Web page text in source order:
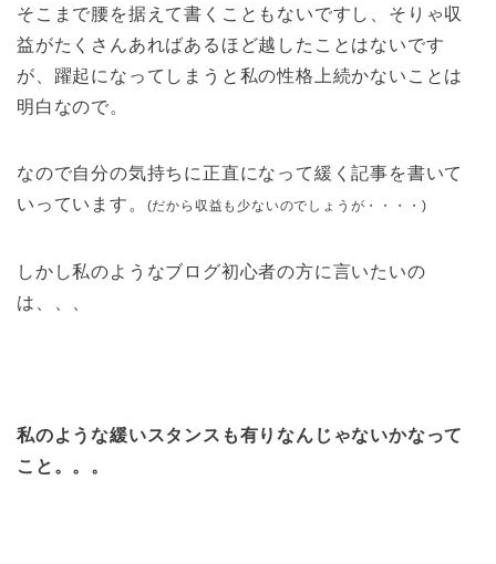
そこまで腰を据えて書くこともないですし、そりゃ収
益がたくさんあればあるほど越したことはないです
が、躍起になってしまうと私の性格上続かないことは
明白なので。
なので自分の気持ちに正直になって緩く記事を書いて
いっています。
(だから収益も少ないのでしょうが・・・・)
しかし私のようなブログ初心者の方に言いたいの
は、、、
私のような緩いスタンスも有りなんじゃないかなって
こと。。。